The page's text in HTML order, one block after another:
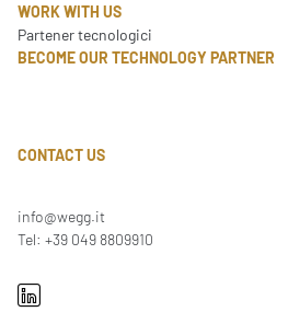
WORK WITH US
Partener tecnologici
BECOME OUR TECHNOLOGY PARTNER
CONTACT US
info@wegg.it
Tel: +39 049 8809910